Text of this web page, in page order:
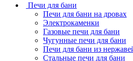
Печи для бани
Печи для бани на дровах
Электрокаменки
Газовые печи для бани
Чугунные печи для бани
Печи для бани из
Стальные печи для бани